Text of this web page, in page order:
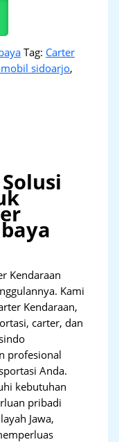
Tag: Carter
sidoarjo,
Kendaraan
Kami
Kendaraan,
carter, dan
profesional
Anda.
kebutuhan
pribadi
Jawa,